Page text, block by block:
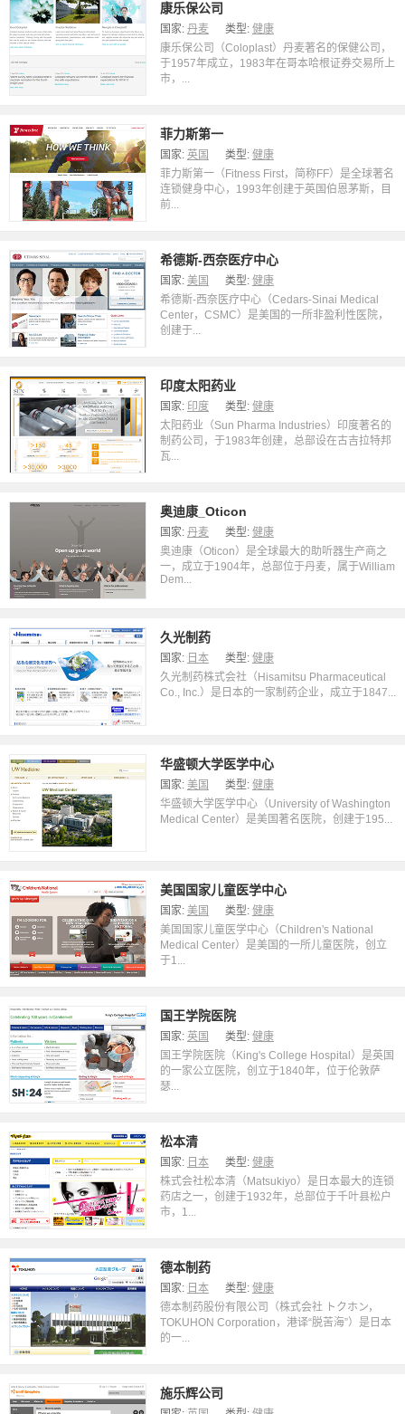
康乐保公司
国家: 丹麦 类型: 健康
康乐保公司（Coloplast）丹麦著名的保健公司，
于1957年成立，1983年在哥本哈根证券交易所上
市，...
菲力斯第一
国家: 英国 类型: 健康
菲力斯第一（Fitness First，简称FF）是全球著名
连锁健身中心，1993年创建于英国伯恩茅斯，目
前...
希德斯-西奈医疗中心
国家: 美国 类型: 健康
希德斯-西奈医疗中心（Cedars-Sinai Medical
Center，CSMC）是美国的一所非盈利性医院，
创建于...
印度太阳药业
国家: 印度 类型: 健康
太阳药业（Sun Pharma Industries）印度著名的
制药公司，于1983年创建，总部设在古吉拉特邦
瓦...
奥迪康_Oticon
国家: 丹麦 类型: 健康
奥迪康（Oticon）是全球最大的助听器生产商之
一，成立于1904年，总部位于丹麦，属于William
Dem...
久光制药
国家: 日本 类型: 健康
久光制药株式会社（Hisamitsu Pharmaceutical
Co., Inc.）是日本的一家制药企业，成立于1847...
华盛顿大学医学中心
国家: 美国 类型: 健康
华盛顿大学医学中心（University of Washington
Medical Center）是美国著名医院，创建于195...
美国国家儿童医学中心
国家: 美国 类型: 健康
美国国家儿童医学中心（Children's National
Medical Center）是美国的一所儿童医院，创立
于1...
国王学院医院
国家: 英国 类型: 健康
国王学院医院（King's College Hospital）是英国
的一家公立医院，创立于1840年，位于伦敦萨
瑟...
松本清
国家: 日本 类型: 健康
株式会社松本清（Matsukiyo）是日本最大的连锁
药店之一，创建于1932年，总部位于千叶县松户
市，1...
德本制药
国家: 日本 类型: 健康
德本制药股份有限公司（株式会社 トクホン，
TOKUHON Corporation，港译“脱苦海”）是日本
的一...
施乐辉公司